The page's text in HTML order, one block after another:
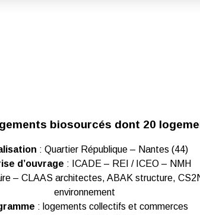
biosourcés dont 20
: Quartier République – Nantes (44)
d’ouvrage : ICADE – REI / ICEO – NMH
– CLAAS architectes, ABAK structure,
environnement
: logements collectifs et commerces